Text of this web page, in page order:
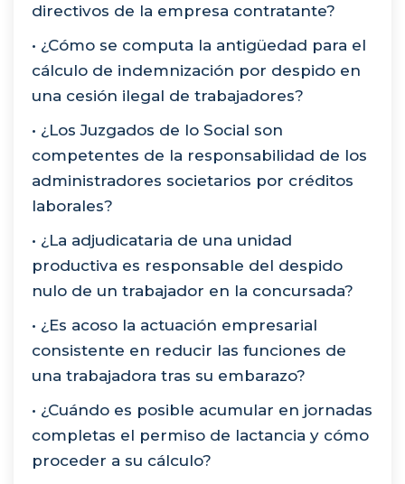
directivos de la empresa contratante?
• ¿Cómo se computa la antigüedad para el
cálculo de indemnización por despido en
una cesión ilegal de trabajadores?
• ¿Los Juzgados de lo Social son
competentes de la responsabilidad de los
administradores societarios por créditos
laborales?
• ¿La adjudicataria de una unidad
productiva es responsable del despido
nulo de un trabajador en la concursada?
• ¿Es acoso la actuación empresarial
consistente en reducir las funciones de
una trabajadora tras su embarazo?
• ¿Cuándo es posible acumular en jornadas
completas el permiso de lactancia y cómo
proceder a su cálculo?